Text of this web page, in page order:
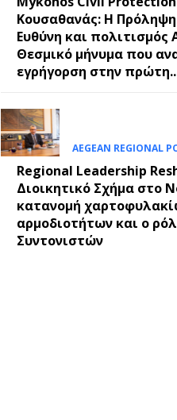
Κουσαθανάς: Η
Ευθύνη και πολιτισμός
Θεσμικό μήνυμα που
εγρήγορση στην
AEGEAN REGIONAL
Regional Leadership
Διοικητικό Σχήμα στο
κατανομή
αρμοδιοτήτων και ο
Συντονιστών